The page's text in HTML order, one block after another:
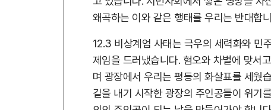
왜곡하는 이와 같은 행태를 우리는 반대합
12.3 비상계엄 사태는 극우의 세력화와 민
제임을 드러냈습니다. 혐오와 차별에 맞서
며 광장에서 우리는 평등의 화살표를 세웠
길을 내기 시작한 광장의 주인공들이 위기